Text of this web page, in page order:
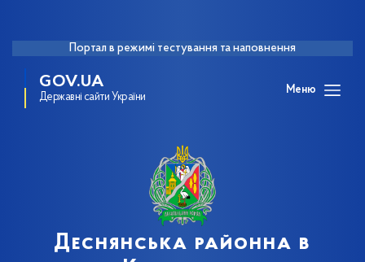
Портал в режимі тестування та наповнення
GOV.UA
Державні сайти України
Меню
Деснянська районна в